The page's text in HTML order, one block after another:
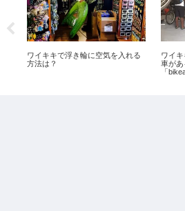
ワイキキで浮き輪に空気を入れる
方法は？
ワイ
車があ
「